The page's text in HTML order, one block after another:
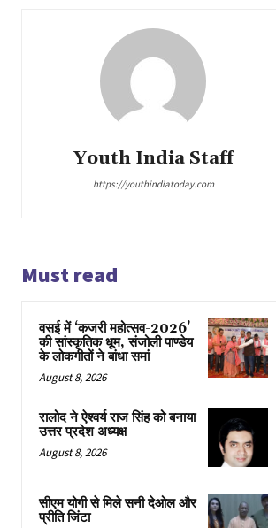
Youth India Staff
https://youthindiatoday.com
Must read
वसई में ‘कजरी महोत्सव-2026’
की सांस्कृतिक धूम, संजोली पाण्डेय
के लोकगीतों ने बांधा समां
August 8, 2026
रालोद ने ऐश्वर्य राज सिंह को बनाया
उत्तर प्रदेश अध्यक्ष
August 8, 2026
सीएम योगी से मिले सनी देओल और
प्रीति जिंटा